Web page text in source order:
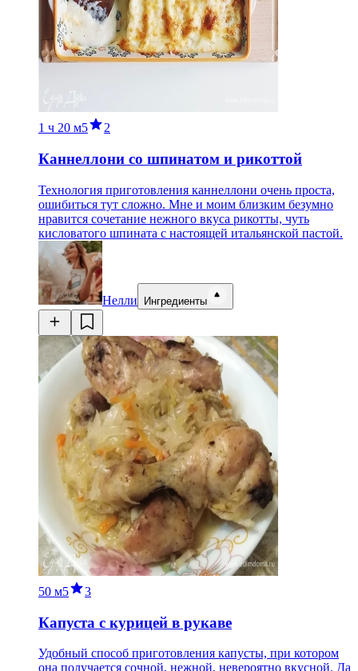
1 ч 20 м5 2
Каннеллони со шпинатом и рикоттой
Технология приготовления каннеллони очень проста,
ошибиться тут сложно. Мне и моим близким безумно
нравится сочетание нежного вкуса рикотты, чуть
кисловатого шпината с настоящей итальянской пастой.
Нелли Ингредиенты
50 м5 3
Капуста с курицей в рукаве
Удобный способ приготовления капусты, при котором
она получается сочной, нежной, невероятно вкусной. Да